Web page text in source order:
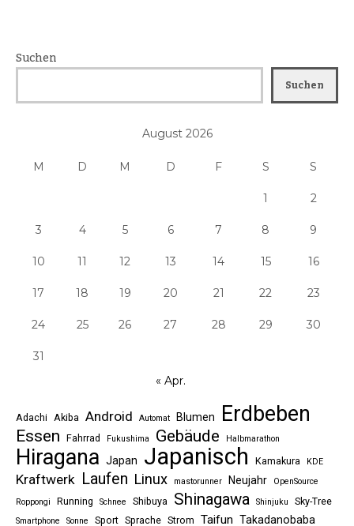
Suchen
Suchen
August 2026
M D M D F S S
1 2
3 4 5 6 7 8 9
10 11 12 13 14 15 16
17 18 19 20 21 22 23
24 25 26 27 28 29 30
31
« Apr.
Adachi Akiba Android Automat Blumen Erdbeben
Essen Fahrrad Fukushima Gebäude Halbmarathon
Hiragana Japan Japanisch Kamakura KDE
Kraftwerk Laufen Linux mastorunner Neujahr
OpenSource
Roppongi
Running Schnee Shibuya Shinagawa Shinjuku Sky-Tree
Smartphone Sonne Sport Sprache Strom Taifun Takadanobaba